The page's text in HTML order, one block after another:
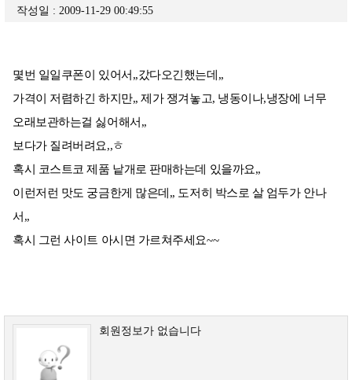
작성일 : 2009-11-29 00:49:55
몇번 일일쿠폰이 있어서,,갔다오긴했는데,,
가격이 저렴하긴 하지만,, 제가 쟁겨놓고, 냉동이나,냉장에 너무
오래보관하는걸 싫어해서,,
보다가 질려버려요,,ㅎ
혹시 코스트코 제품 낱개로 판매하는데 있을까요,,
이런저런 맛도 궁금한게 많은데,, 도저히 박스로 살 엄두가 안나
서,,
혹시 그런 사이트 아시면 가르쳐주세요~~
회원정보가 없습니다